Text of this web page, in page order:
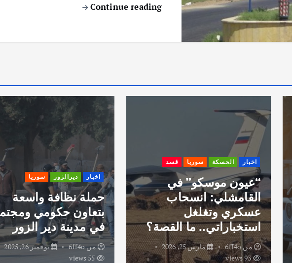
Continue reading
اخبار الحسكة سوريا قسد
“عيون موسكو” في
القامشلي: انسحاب
عسكري وتغلغل
استخباراتي.. ما القصة؟
من 6ff4o
مارس 25, 2026
93 views
اخبار ديرالزور سوريا
حملة نظافة واسعة
بتعاون حكومي
في مدينة دير الزور
من6ff4o
نوفمبر 26, 2025